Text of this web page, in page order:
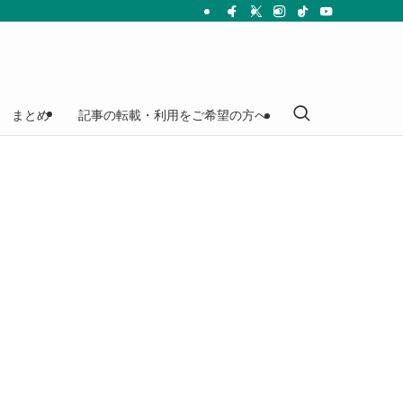
まとめ 記事の転載・利用をご希望の方へ